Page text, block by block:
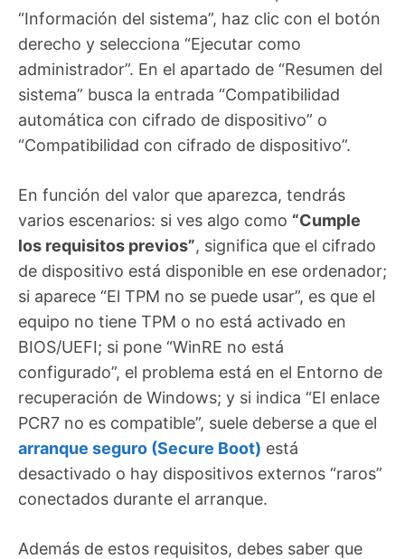
“Información del sistema”, haz clic con el botón
derecho y selecciona “Ejecutar como
administrador”. En el apartado de “Resumen del
sistema” busca la entrada “Compatibilidad
automática con cifrado de dispositivo” o
“Compatibilidad con cifrado de dispositivo”.
En función del valor que aparezca, tendrás
varios escenarios: si ves algo como “Cumple
los requisitos previos”, significa que el cifrado
de dispositivo está disponible en ese ordenador;
si aparece “El TPM no se puede usar”, es que el
equipo no tiene TPM o no está activado en
BIOS/UEFI; si pone “WinRE no está
configurado”, el problema está en el Entorno de
recuperación de Windows; y si indica “El enlace
PCR7 no es compatible”, suele deberse a que el
arranque seguro (Secure Boot) está
desactivado o hay dispositivos externos “raros”
conectados durante el arranque.
Además de estos requisitos, debes saber que